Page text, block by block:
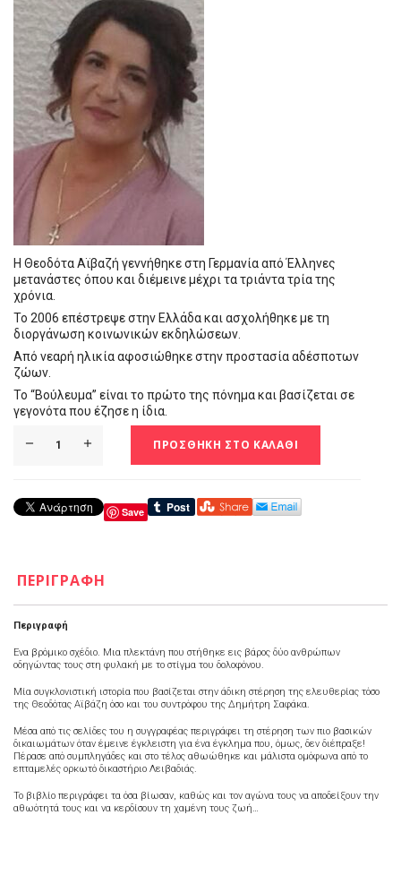
Η Θεοδότα Αϊβαζή γεννήθηκε στη Γερμανία από Έλληνες
μετανάστες όπου και διέμεινε μέχρι τα τριάντα τρία της
χρόνια.
Το 2006 επέστρεψε στην Ελλάδα και ασχολήθηκε με τη
διοργάνωση κοινωνικών εκδηλώσεων.
Από νεαρή ηλικία αφοσιώθηκε στην προστασία αδέσποτων
ζώων.
Το “Βούλευμα” είναι το πρώτο της πόνημα και βασίζεται σε
γεγονότα που έζησε η ίδια.
ΠΡΟΣΘΉΚΗ ΣΤΟ ΚΑΛΆΘΙ
Save
ΠΕΡΙΓΡΑΦΉ
Περιγραφή
Ένα βρόμικο σχέδιο. Μια πλεκτάνη που στήθηκε εις βάρος δύο ανθρώπων
οδηγώντας τους στη φυλακή με το στίγμα του δολοφόνου.
Μία συγκλονιστική ιστορία που βασίζεται στην άδικη στέρηση της ελευθερίας τόσο
της Θεοδότας Αϊβάζη όσο και του συντρόφου της Δημήτρη Σαφάκα.
Μέσα από τις σελίδες του η συγγραφέας περιγράφει τη στέρηση των πιο βασικών
δικαιωμάτων όταν έμεινε έγκλειστη για ένα έγκλημα που, όμως, δεν διέπραξε!
Πέρασε από συμπληγάδες και στο τέλος αθωώθηκε και μάλιστα ομόφωνα από το
επταμελές ορκωτό δικαστήριο Λειβαδιάς.
Το βιβλίο περιγράφει τα όσα βίωσαν, καθώς και τον αγώνα τους να αποδείξουν την
αθωότητά τους και να κερδίσουν τη χαμένη τους ζωή…